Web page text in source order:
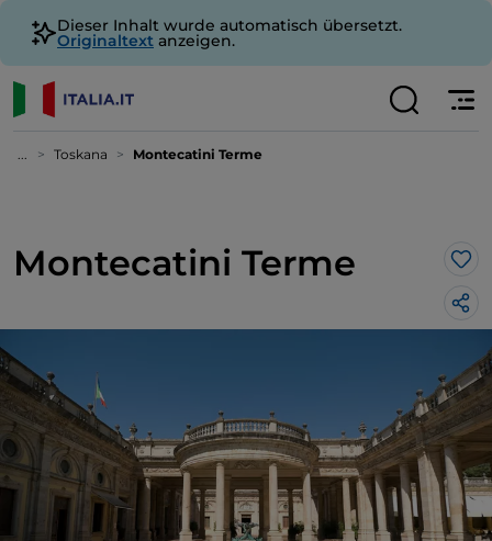
Dieser Inhalt wurde automatisch übersetzt.
Originaltext anzeigen.
... Toskana Montecatini Terme
Montecatini Terme